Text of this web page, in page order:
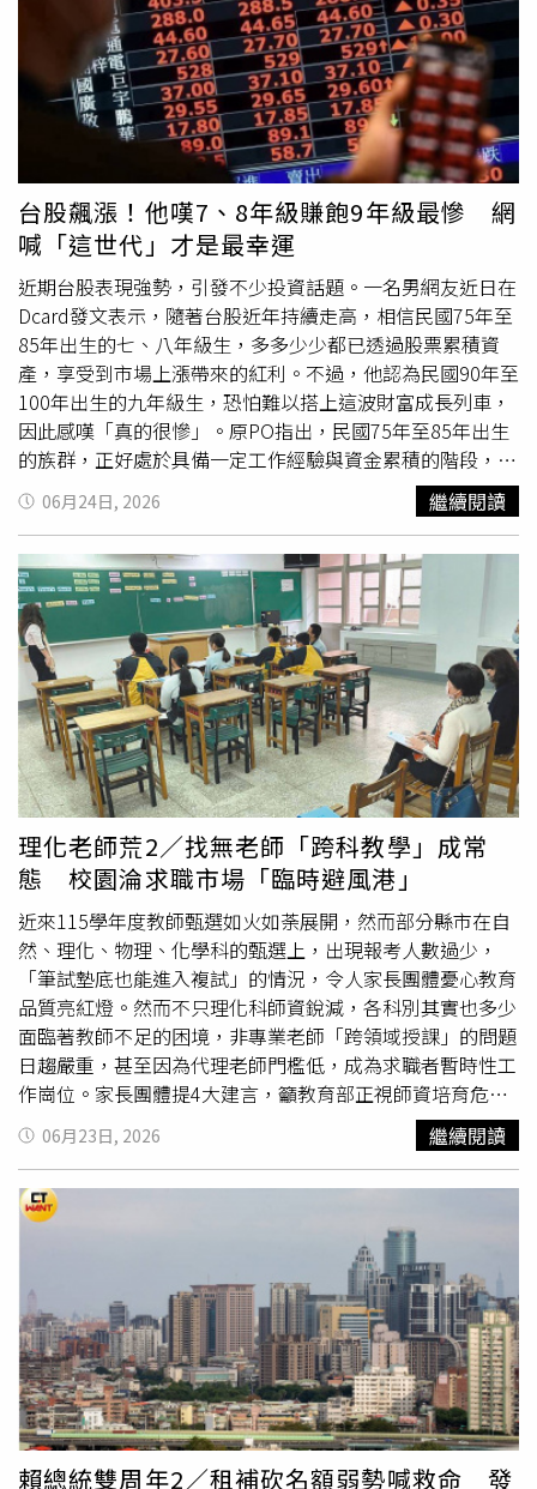
台股飆漲！他嘆7、8年級賺飽9年級最慘 網
喊「這世代」才是最幸運
近期台股表現強勢，引發不少投資話題。一名男網友近日在
Dcard發文表示，隨著台股近年持續走高，相信民國75年至
85年出生的七、八年級生，多多少少都已透過股票累積資
產，享受到市場上漲帶來的紅利。不過，他認為民國90年至
100年出生的九年級生，恐怕難以搭上這波財富成長列車，
因此感嘆「真的很慘」。原PO指出，民國75年至85年出生
的族群，正好處於具備一定工作經驗與資金累積的階段，因
此較有機會參與股市投資並從中獲利。他進一步認為，至於
民國75年以前出生的人，不少人可能早已持有房產與股票，
在資產增值效應下，甚至有機會提前退休。相較之下，原
PO認為九年級生大多剛踏入職場或剛畢業不久，不僅缺乏
足夠本金投入市場，未來還可能面臨人工智慧發展帶來的職
場競爭壓力。他表示，部分人或許只能從事服務業、水電等
工作，即使未來股市持續上漲數年，也未必能享受到相同程
度的投資紅利。貼文曝光後，引發大批網友討論，不少人對
原PO的看法持不同意見。有網友表示，「這幾年出生的才
是最幸運的，已經看到好幾個嬰兒、1歲的對帳單，都是
100萬、200萬的股票」、「9年級，家中有礦的不少」。另
有七年級生分享自身經驗表示，「我們七年級生以前領22K
更慘，大家也是很努力工作生活，要比比不完！本金不夠炒
股就定期定額買ETF吧」、「我覺得7年級，才是最慘的時
代。 尤其是父母擺爛，還被窮養或隔代教養的。」此外，
也有網友提到現今青年享有更多政策資源與補助措施，「你
怎麼不說還有學費補助、文化幣？十年級還有喝鮮奶、免費
午餐、成長津貼」，認為不同世代各有優勢與福利。面對原
PO對未來的憂慮，還有不少網友持較為樂觀的看法。其中
有人表示，「市場永遠在，每十年都會有一波大行情，不用
擔心」，認為投資機會並不會因世代不同而消失，關鍵仍在
於是否能把握未來市場趨勢與長期布局。
06月24日, 2026 繼續閱讀
理化老師荒2／找無老師「跨科教學」成常
態 校園淪求職市場「臨時避風港」
近來115學年度教師甄選如火如荼展開，然而部分縣市在自
然、理化、物理、化學科的甄選上，出現報考人數過少，
「筆試墊底也能進入複試」的情況，令人家長團體憂心教育
品質亮紅燈。然而不只理化科師資銳減，各科別其實也多少
面臨著教師不足的困境，非專業老師「跨領域授課」的問題
日趨嚴重，甚至因為代理老師門檻低，成為求職者暫時性工
作崗位。家長團體提4大建言，籲教育部正視師資培育危
機。一名雙北高職的老師就告訴CTWANT記者，雖然他任職
的是高職，但物理、化學為1年級必修課程，由於學校缺物
理老師，因一時補不進代理老師，只好請學校某工科老師代
理授課，大方向看起來是同一個學群，但實際上專業還是有
所不同，對老師而言教學顯得吃力，對學生來說也達不到最
好學習效果。在此過度時期，學校仍持續努力尋找正式和代
理的物理老師，但跨領域教學在教育現場是屢見不鮮。台灣
家長教育聯盟理事長王醒之強調，理化教育不只是知識傳
授，更涉及實驗安全，具專業背景的教師對學生非常重要。
（圖／報系資料庫）台灣家長教育聯盟理事長王醒之也坦
言，從家長接觸到的教育現場來看，最常見的並不是教師能
力不足，而是教師不足。當正式理化、物理教師招募困難
時，部分學校可能採取代理教師、跨校兼課或非專長授課等
06月23日, 2026 繼續閱讀
賴總統雙周年2／租補砍名額弱勢喊救命 發